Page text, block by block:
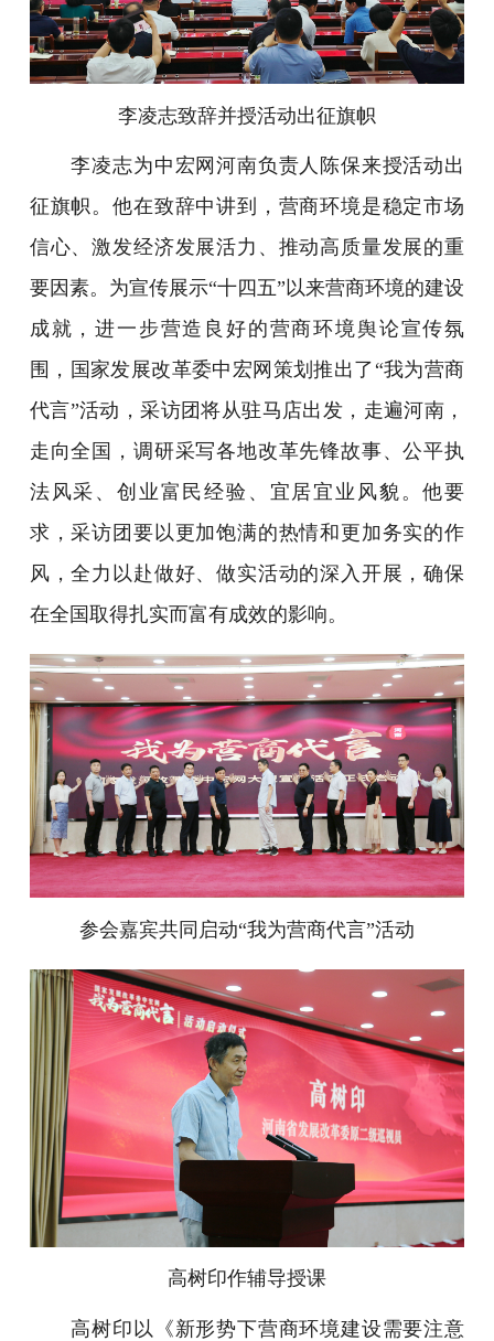
李凌志致辞并授活动出征旗帜
李凌志为中宏网河南负责人陈保来授活动出
征旗帜。他在致辞中讲到，营商环境是稳定市场
信心、激发经济发展活力、推动高质量发展的重
要因素。为宣传展示“十四五”以来营商环境的建设
成就，进一步营造良好的营商环境舆论宣传氛
围，国家发展改革委中宏网策划推出了“我为营商
代言”活动，采访团将从驻马店出发，走遍河南，
走向全国，调研采写各地改革先锋故事、公平执
法风采、创业富民经验、宜居宜业风貌。他要
求，采访团要以更加饱满的热情和更加务实的作
风，全力以赴做好、做实活动的深入开展，确保
在全国取得扎实而富有成效的影响。
参会嘉宾共同启动“我为营商代言”活动
高树印作辅导授课
高树印以《新形势下营商环境建设需要注意